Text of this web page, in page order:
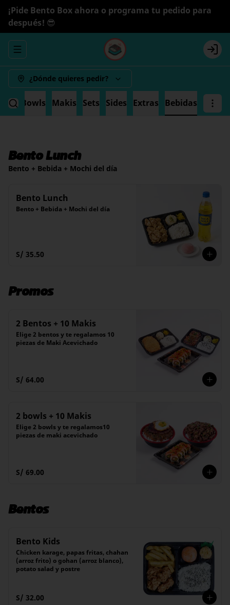
¡Pide Bento Box ahora o programa tu pedido para
después! 😎
Abrir menu de navegación
¿Dónde quieres pedir?
Bowls Makis Sets Sides Extras Bebidas
Bento Lunch
Bento + Bebida + Mochi del día
Bento Lunch
Bento + Bebida + Mochi del día
S/ 35.50
Promos
2 Bentos + 10 Makis
Elige 2 bentos y te regalamos 10
piezas de Maki Acevichado
S/ 64.00
2 bowls + 10 Makis
Elige 2 bowls y te regalamos10
piezas de maki acevichado
S/ 69.00
Bentos
Bento Kids
Chicken karage, papas fritas, chahan
(arroz frito) o gohan (arroz blanco),
potato salad y postre
S/ 32.00